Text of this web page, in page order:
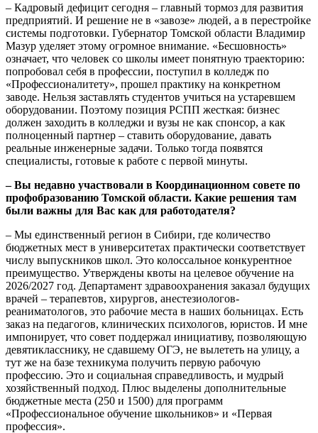
– Кадровый дефицит сегодня – главный тормоз для развития
предприятий. И решение не в «завозе» людей, а в перестройке
системы подготовки. Губернатор Томской области Владимир
Мазур уделяет этому огромное внимание. «Бесшовность»
означает, что человек со школы имеет понятную траекторию:
попробовал себя в профессии, поступил в колледж по
«Профессионалитету», прошел практику на конкретном
заводе. Нельзя заставлять студентов учиться на устаревшем
оборудовании. Поэтому позиция РСПП жесткая: бизнес
должен заходить в колледжи и вузы не как спонсор, а как
полноценный партнер – ставить оборудование, давать
реальные инженерные задачи. Только тогда появятся
специалисты, готовые к работе с первой минуты.
– Вы недавно участвовали в Координационном совете по
профобразованию Томской области. Какие решения там
были важны для Вас как для работодателя?
– Мы единственный регион в Сибири, где количество
бюджетных мест в университетах практически соответствует
числу выпускников школ. Это колоссальное конкурентное
преимущество. Утверждены квоты на целевое обучение на
2026/2027 год. Департамент здравоохранения заказал будущих
врачей – терапевтов, хирургов, анестезиологов-
реаниматологов, это рабочие места в наших больницах. Есть
заказ на педагогов, клинических психологов, юристов. И мне
импонирует, что совет поддержал инициативу, позволяющую
девятикласснику, не сдавшему ОГЭ, не вылететь на улицу, а
тут же на базе техникума получить первую рабочую
профессию. Это и социальная справедливость, и мудрый
хозяйственный подход. Плюс выделены дополнительные
бюджетные места (250 и 1500) для программ
«Профессиональное обучение школьников» и «Первая
профессия».